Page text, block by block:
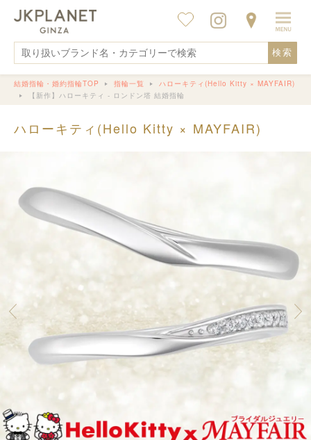
検索
結婚指輪・婚約指輪TOP 指輪一覧
ハローキティ(Hello Kitty × MAYFAIR)
【新作】ハローキティ - ロンドン塔 結婚指輪
ハローキティ(Hello Kitty × MAYFAIR)